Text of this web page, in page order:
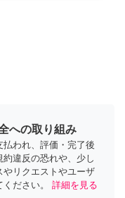
への取り組み
われ、評価・完了後
違反の恐れや、少し
リクエストやユーザ
ださい。
詳細を見る